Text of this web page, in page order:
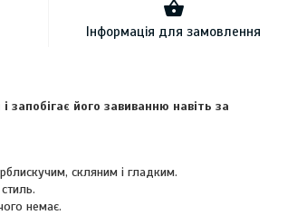
Інформація для замовлення
його завиванню навіть за
скляним і гладким.
немає.